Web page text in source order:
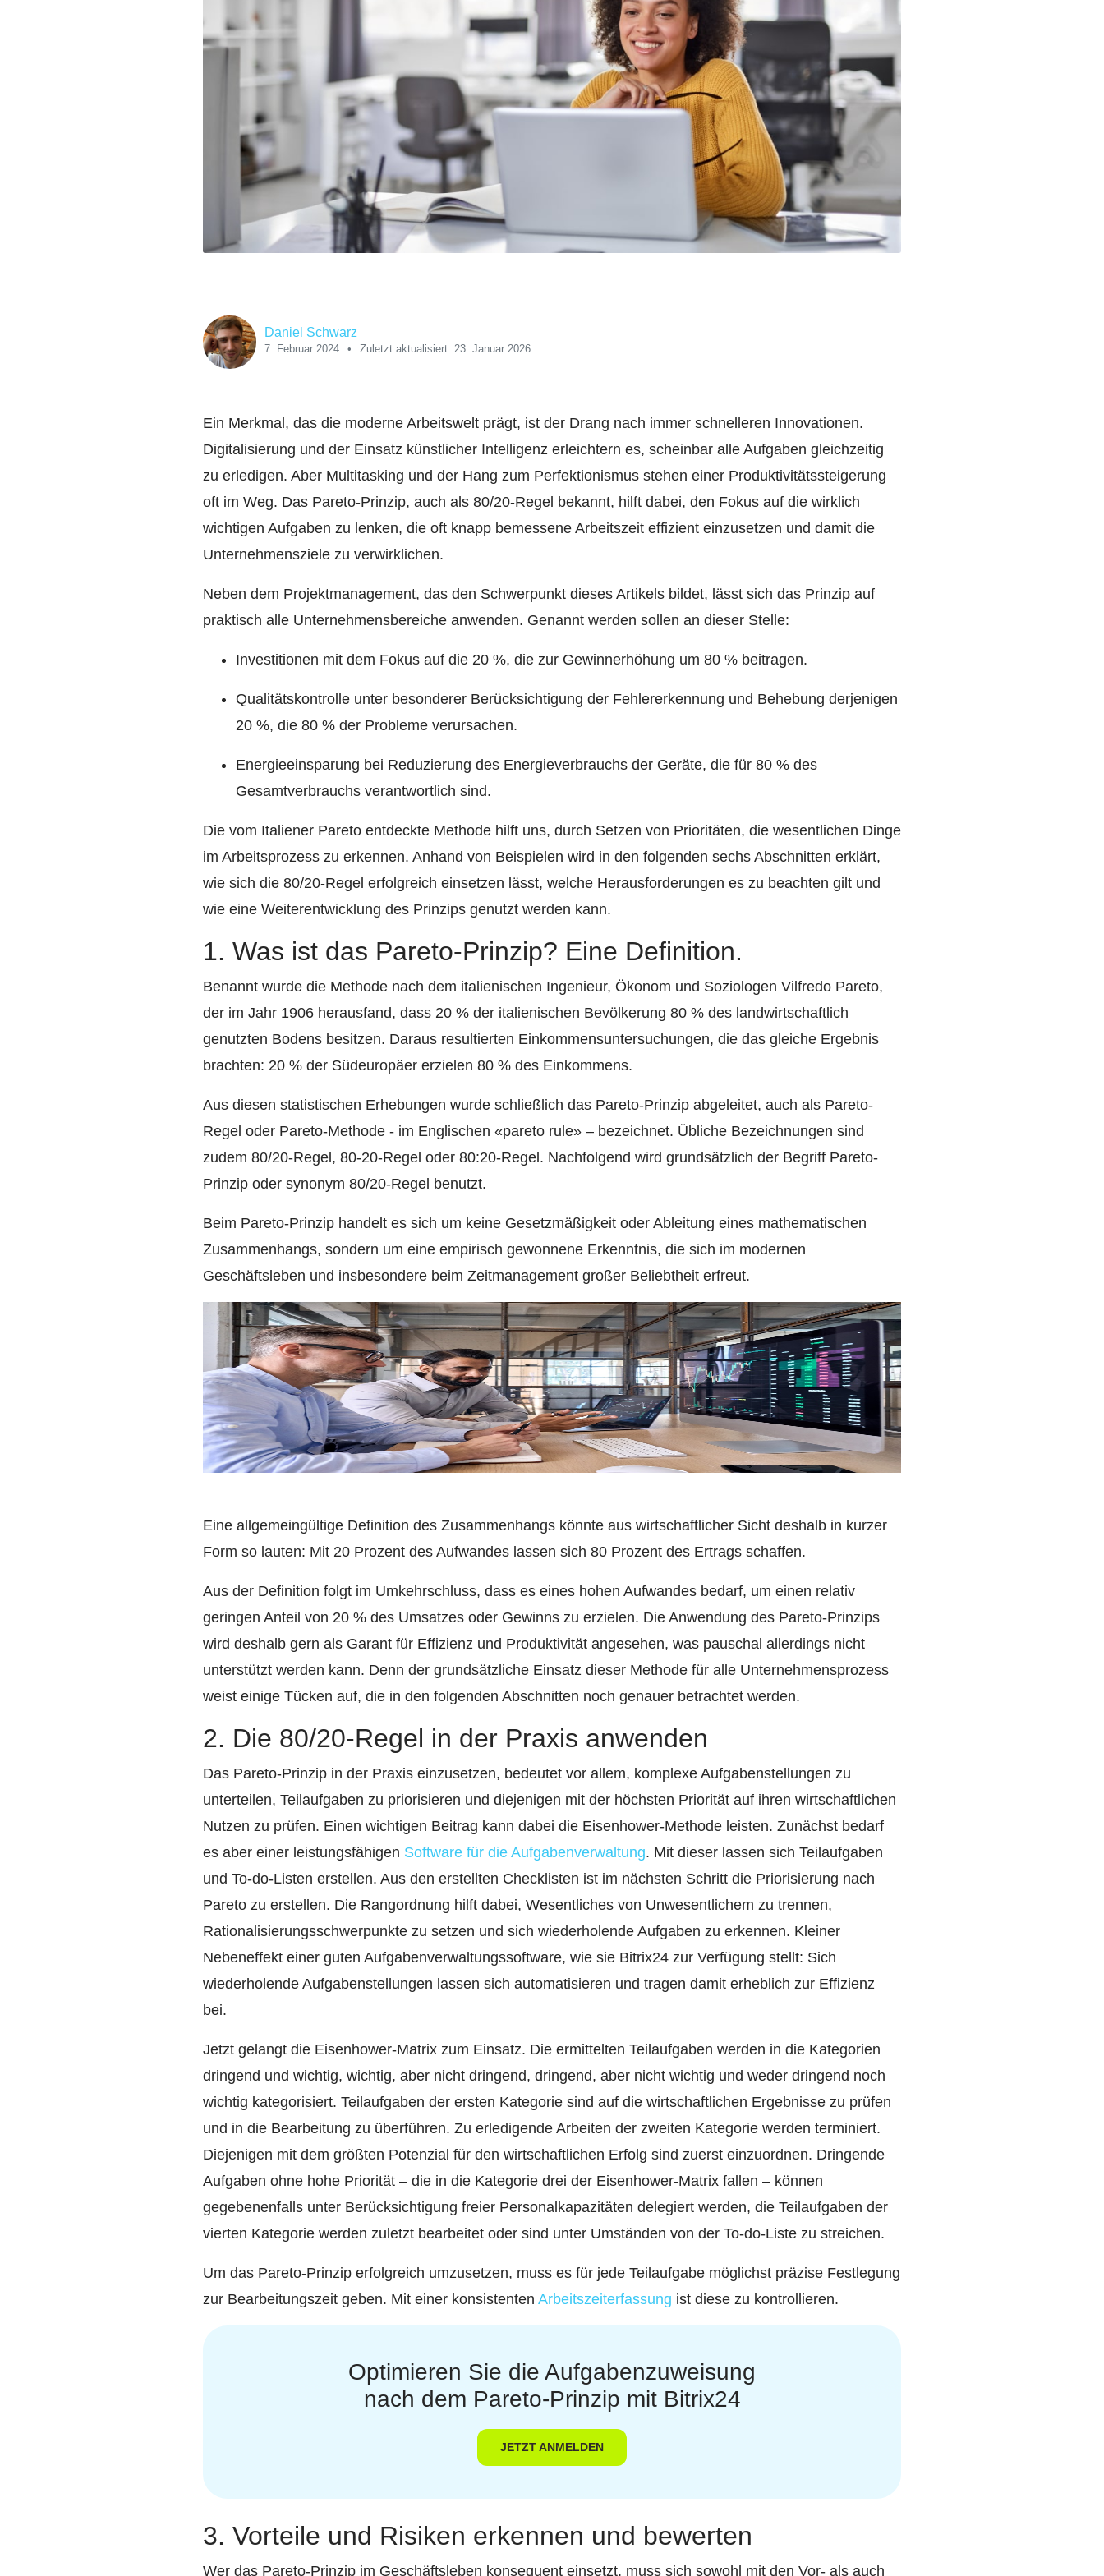
Daniel Schwarz
7. Februar 2024 Zuletzt aktualisiert: 23. Januar 2026
Ein Merkmal, das die moderne Arbeitswelt prägt, ist der Drang nach immer schnelleren Innovationen.
Digitalisierung und der Einsatz künstlicher Intelligenz erleichtern es, scheinbar alle Aufgaben gleichzeitig
zu erledigen. Aber Multitasking und der Hang zum Perfektionismus stehen einer Produktivitätssteigerung
oft im Weg. Das Pareto-Prinzip, auch als 80/20-Regel bekannt, hilft dabei, den Fokus auf die wirklich
wichtigen Aufgaben zu lenken, die oft knapp bemessene Arbeitszeit effizient einzusetzen und damit die
Unternehmensziele zu verwirklichen.
Neben dem Projektmanagement, das den Schwerpunkt dieses Artikels bildet, lässt sich das Prinzip auf
praktisch alle Unternehmensbereiche anwenden. Genannt werden sollen an dieser Stelle:
Investitionen mit dem Fokus auf die 20 %, die zur Gewinnerhöhung um 80 % beitragen.
Qualitätskontrolle unter besonderer Berücksichtigung der Fehlererkennung und Behebung derjenigen
20 %, die 80 % der Probleme verursachen.
Energieeinsparung bei Reduzierung des Energieverbrauchs der Geräte, die für 80 % des
Gesamtverbrauchs verantwortlich sind.
Die vom Italiener Pareto entdeckte Methode hilft uns, durch Setzen von Prioritäten, die wesentlichen Dinge
im Arbeitsprozess zu erkennen. Anhand von Beispielen wird in den folgenden sechs Abschnitten erklärt,
wie sich die 80/20-Regel erfolgreich einsetzen lässt, welche Herausforderungen es zu beachten gilt und
wie eine Weiterentwicklung des Prinzips genutzt werden kann.
1. Was ist das Pareto-Prinzip? Eine Definition.
Benannt wurde die Methode nach dem italienischen Ingenieur, Ökonom und Soziologen Vilfredo Pareto,
der im Jahr 1906 herausfand, dass 20 % der italienischen Bevölkerung 80 % des landwirtschaftlich
genutzten Bodens besitzen. Daraus resultierten Einkommensuntersuchungen, die das gleiche Ergebnis
brachten: 20 % der Südeuropäer erzielen 80 % des Einkommens.
Aus diesen statistischen Erhebungen wurde schließlich das Pareto-Prinzip abgeleitet, auch als Pareto-
Regel oder Pareto-Methode - im Englischen «pareto rule» – bezeichnet. Übliche Bezeichnungen sind
zudem 80/20-Regel, 80-20-Regel oder 80:20-Regel. Nachfolgend wird grundsätzlich der Begriff Pareto-
Prinzip oder synonym 80/20-Regel benutzt.
Beim Pareto-Prinzip handelt es sich um keine Gesetzmäßigkeit oder Ableitung eines mathematischen
Zusammenhangs, sondern um eine empirisch gewonnene Erkenntnis, die sich im modernen
Geschäftsleben und insbesondere beim Zeitmanagement großer Beliebtheit erfreut.
Eine allgemeingültige Definition des Zusammenhangs könnte aus wirtschaftlicher Sicht deshalb in kurzer
Form so lauten: Mit 20 Prozent des Aufwandes lassen sich 80 Prozent des Ertrags schaffen.
Aus der Definition folgt im Umkehrschluss, dass es eines hohen Aufwandes bedarf, um einen relativ
geringen Anteil von 20 % des Umsatzes oder Gewinns zu erzielen. Die Anwendung des Pareto-Prinzips
wird deshalb gern als Garant für Effizienz und Produktivität angesehen, was pauschal allerdings nicht
unterstützt werden kann. Denn der grundsätzliche Einsatz dieser Methode für alle Unternehmensprozess
weist einige Tücken auf, die in den folgenden Abschnitten noch genauer betrachtet werden.
2. Die 80/20-Regel in der Praxis anwenden
Das Pareto-Prinzip in der Praxis einzusetzen, bedeutet vor allem, komplexe Aufgabenstellungen zu
unterteilen, Teilaufgaben zu priorisieren und diejenigen mit der höchsten Priorität auf ihren wirtschaftlichen
Nutzen zu prüfen. Einen wichtigen Beitrag kann dabei die Eisenhower-Methode leisten. Zunächst bedarf
es aber einer leistungsfähigen Software für die Aufgabenverwaltung. Mit dieser lassen sich Teilaufgaben
und To-do-Listen erstellen. Aus den erstellten Checklisten ist im nächsten Schritt die Priorisierung nach
Pareto zu erstellen. Die Rangordnung hilft dabei, Wesentliches von Unwesentlichem zu trennen,
Rationalisierungsschwerpunkte zu setzen und sich wiederholende Aufgaben zu erkennen. Kleiner
Nebeneffekt einer guten Aufgabenverwaltungssoftware, wie sie Bitrix24 zur Verfügung stellt: Sich
wiederholende Aufgabenstellungen lassen sich automatisieren und tragen damit erheblich zur Effizienz
bei.
Jetzt gelangt die Eisenhower-Matrix zum Einsatz. Die ermittelten Teilaufgaben werden in die Kategorien
dringend und wichtig, wichtig, aber nicht dringend, dringend, aber nicht wichtig und weder dringend noch
wichtig kategorisiert. Teilaufgaben der ersten Kategorie sind auf die wirtschaftlichen Ergebnisse zu prüfen
und in die Bearbeitung zu überführen. Zu erledigende Arbeiten der zweiten Kategorie werden terminiert.
Diejenigen mit dem größten Potenzial für den wirtschaftlichen Erfolg sind zuerst einzuordnen. Dringende
Aufgaben ohne hohe Priorität – die in die Kategorie drei der Eisenhower-Matrix fallen – können
gegebenenfalls unter Berücksichtigung freier Personalkapazitäten delegiert werden, die Teilaufgaben der
vierten Kategorie werden zuletzt bearbeitet oder sind unter Umständen von der To-do-Liste zu streichen.
Um das Pareto-Prinzip erfolgreich umzusetzen, muss es für jede Teilaufgabe möglichst präzise Festlegung
zur Bearbeitungszeit geben. Mit einer konsistenten Arbeitszeiterfassung ist diese zu kontrollieren.
Optimieren Sie die Aufgabenzuweisung
nach dem Pareto-Prinzip mit Bitrix24
JETZT ANMELDEN
3. Vorteile und Risiken erkennen und bewerten
Wer das Pareto-Prinzip im Geschäftsleben konsequent einsetzt, muss sich sowohl mit den Vor- als auch